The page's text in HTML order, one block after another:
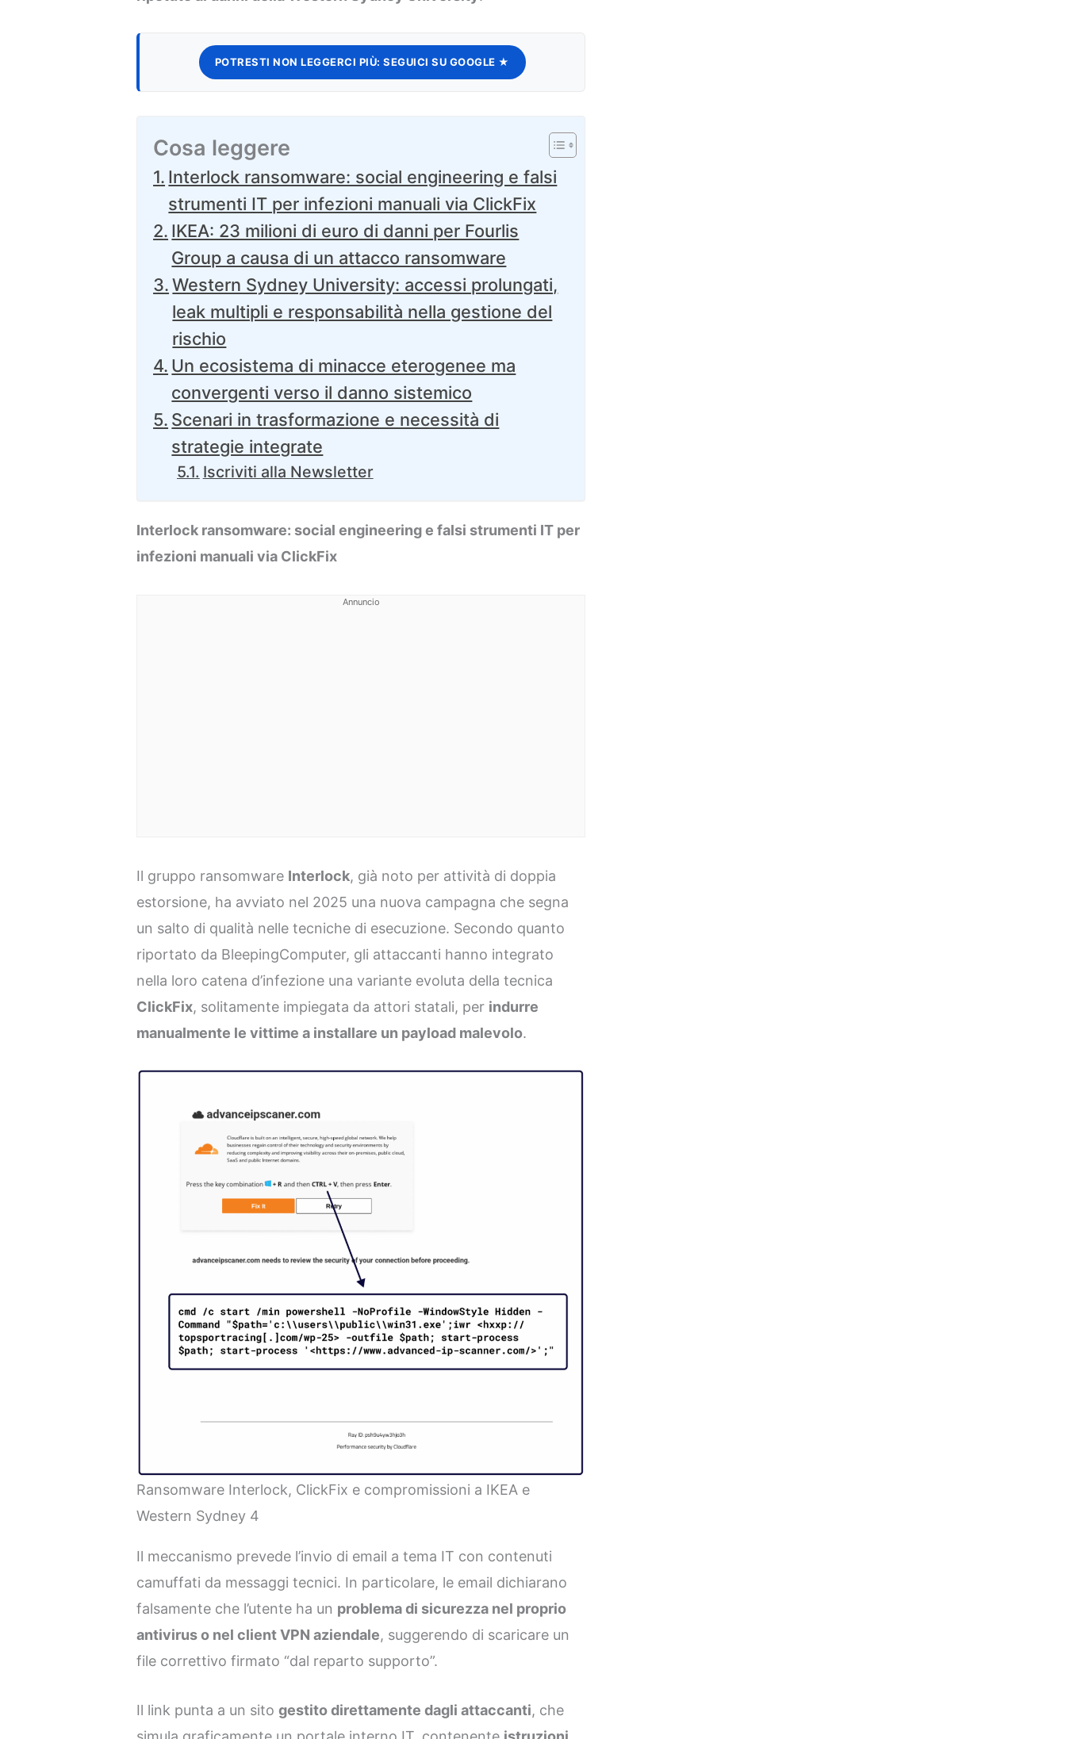
POTRESTI NON LEGGERCI PIÙ: SEGUICI SU GOOGLE ★
Cosa leggere
Interlock ransomware: social engineering e falsi
strumenti IT per infezioni manuali via ClickFix
IKEA: 23 milioni di euro di danni per Fourlis
Group a causa di un attacco ransomware
Western Sydney University: accessi prolungati,
leak multipli e responsabilità nella gestione del
rischio
Un ecosistema di minacce eterogenee ma
convergenti verso il danno sistemico
Scenari in trasformazione e necessità di
strategie integrate
Iscriviti alla Newsletter
Interlock ransomware: social engineering e falsi strumenti IT per
infezioni manuali via ClickFix
Annuncio
Il gruppo ransomware Interlock, già noto per attività di doppia
estorsione, ha avviato nel 2025 una nuova campagna che segna
un salto di qualità nelle tecniche di esecuzione. Secondo quanto
riportato da BleepingComputer, gli attaccanti hanno integrato
nella loro catena d’infezione una variante evoluta della tecnica
ClickFix, solitamente impiegata da attori statali, per indurre
manualmente le vittime a installare un payload malevolo.
Ransomware Interlock, ClickFix e compromissioni a IKEA e
Western Sydney 4
Il meccanismo prevede l’invio di email a tema IT con contenuti
camuffati da messaggi tecnici. In particolare, le email dichiarano
falsamente che l’utente ha un problema di sicurezza nel proprio
antivirus o nel client VPN aziendale, suggerendo di scaricare un
file correttivo firmato “dal reparto supporto”.
Il link punta a un sitogestito direttamente dagli attaccanti, che